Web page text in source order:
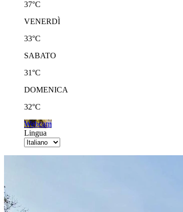
37°C
VENERDÌ
33°C
SABATO
31°C
DOMENICA
32°C
Webcam
Lingua